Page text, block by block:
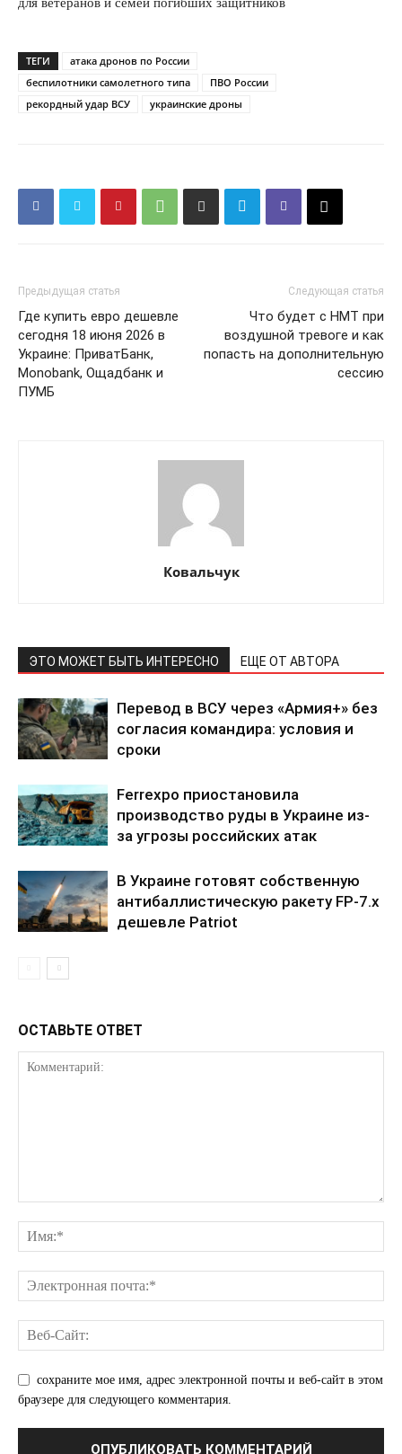
ПОДПИСАТЬСЯ СЕЙЧАС
Политика конфиденциальности
Подписка
Мой аккаунт
Контакты
ТЕГИ
атака дронов по России
беспилотники самолетного типа
ПВО России
рекордный удар ВСУ
украинские дроны
Предыдущая статья
Где купить евро дешевле
сегодня 18 июня 2026 в
Украине: ПриватБанк,
Monobank, Ощадбанк и
ПУМБ
Следующая статья
Что будет с НМТ при
воздушной тревоге и как
попасть на дополнительную
сессию
Ковальчук
ЭТО МОЖЕТ БЫТЬ ИНТЕРЕСНО ЕЩЕ ОТ АВТОРА
Перевод в ВСУ через «Армия+» без
согласия командира: условия и
сроки
Ferrexpo приостановила
производство руды в Украине из-
за угрозы российских атак
В Украине готовят собственную
антибаллистическую ракету FP-7.x
дешевле Patriot
ОСТАВЬТЕ ОТВЕТ
сохраните мое имя, адрес электронной почты и веб-сайт в этом
браузере для следующего комментария.